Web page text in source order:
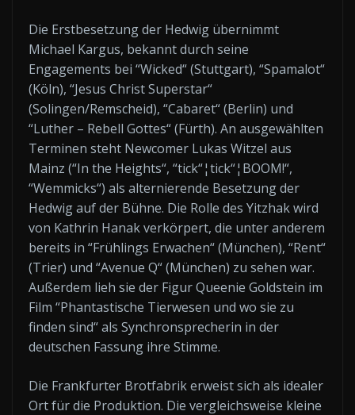
Die Erstbesetzung der Hedwig übernimmt
Michael Kargus, bekannt durch seine
Engagements bei “Wicked“ (Stuttgart), “Spamalot“
(Köln), “Jesus Christ Superstar“
(Solingen/Remscheid), “Cabaret“ (Berlin) und
“Luther – Rebell Gottes“ (Fürth). An ausgewählten
Terminen steht Newcomer Lukas Witzel aus
Mainz (“In the Heights“, “tick“¦tick“¦BOOM!“,
“Wemmicks“) als alternierende Besetzung der
Hedwig auf der Bühne. Die Rolle des Yitzhak wird
von Kathrin Hanak verkörpert, die unter anderem
bereits in “Frühlings Erwachen“ (München), “Rent“
(Trier) und “Avenue Q“ (München) zu sehen war.
Außerdem lieh sie der Figur Queenie Goldstein im
Film “Phantastische Tierwesen und wo sie zu
finden sind“ als Synchronsprecherin in der
deutschen Fassung ihre Stimme.
Die Frankfurter Brotfabrik erweist sich als idealer
Ort für die Produktion. Die vergleichsweise kleine